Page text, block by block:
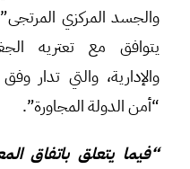
والجسد المركزي المرتجى”
يتوافق مع تعتريه
والإدارية، والتي
“أمن الدولة المجاورة”.
“فيما يتعلق باتفاق